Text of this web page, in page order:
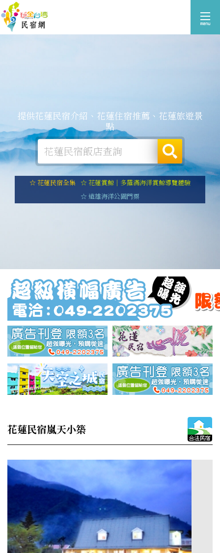
提供花蓮民宿介紹、花蓮住宿推薦、花蓮旅遊景
點
☆ 花蓮民宿全集 ☆ 花蓮賞鯨｜多羅滿海洋賞鯨導覽體驗
☆ 遠雄海洋公園門票
花蓮民宿嵐天小築